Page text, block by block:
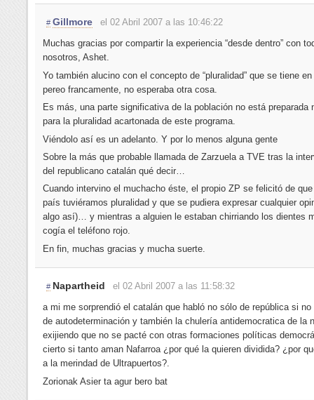
# Gillmore
el 02 Abril 2007 a las 10:46:22
Muchas gracias por compartir la experiencia “desde dentro” con
nosotros, Ashet.
Yo también alucino con el concepto de “pluralidad” que se tiene
pereo francamente, no esperaba otra cosa.
Es más, una parte significativa de la población no está preparada
para la pluralidad acartonada de este programa.
Viéndolo así es un adelanto. Y por lo menos alguna gente
Sobre la más que probable llamada de Zarzuela a TVE tras la
del republicano catalán qué decir…
Cuando intervino el muchacho éste, el propio ZP se felicitó de que
país tuviéramos pluralidad y que se pudiera expresar cualquier
algo así)… y mientras a alguien le estaban chirriando los dientes
cogía el teléfono rojo.
En fin, muchas gracias y mucha suerte.
# Napartheid
el 02 Abril 2007 a las 11:58:32
a mi me sorprendió el catalán que habló no sólo de república si no
de autodeterminación y también la chulería antidemocratica de la
exijiendo que no se pacté con otras formaciones políticas
cierto si tanto aman Nafarroa ¿por qué la quieren dividida? ¿por
a la merindad de Ultrapuertos?.
Zorionak Asier ta agur bero bat